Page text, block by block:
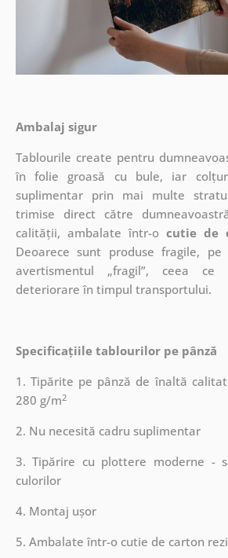
Ambalaj sigur
Tablourile create pentru
în folie groasă cu bule, iar
suplimentar prin mai multe
trimise direct către
calității, ambalate într-o cutie de
Deoarece sunt produse fragile,
avertismentul „fragil”, ceea ce
deteriorare în timpul transportului.
Specificațiile tablourilor pe pânză
1. Tipărite pe pânză de înaltă
280 g/m2
2. Nu necesită cadru suplimentar
3. Tipărire cu plottere moderne -
culorilor
4. Montaj ușor
5. Ambalate într-o cutie de carton